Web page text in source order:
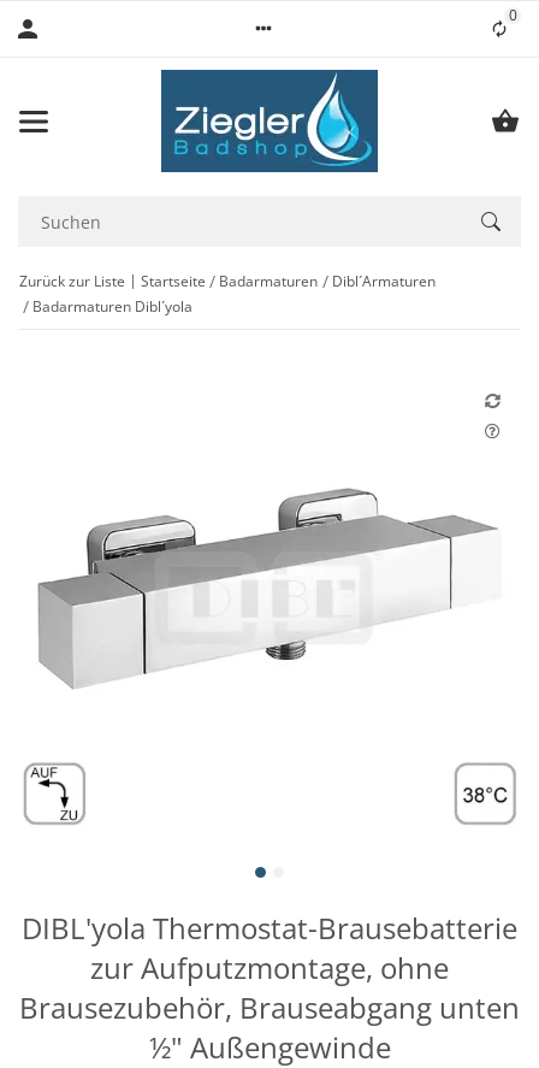
0
Zurück zur Liste Startseite Badarmaturen
Dibl´Armaturen
Badarmaturen Dibl´yola
DIBL'yola Thermostat-Brausebatterie
zur Aufputzmontage, ohne
Brausezubehör, Brauseabgang unten
½" Außengewinde